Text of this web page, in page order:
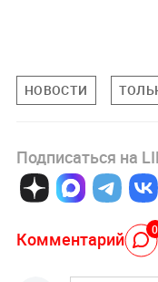
НОВОСТИ
Подписаться на
Комментарий 0